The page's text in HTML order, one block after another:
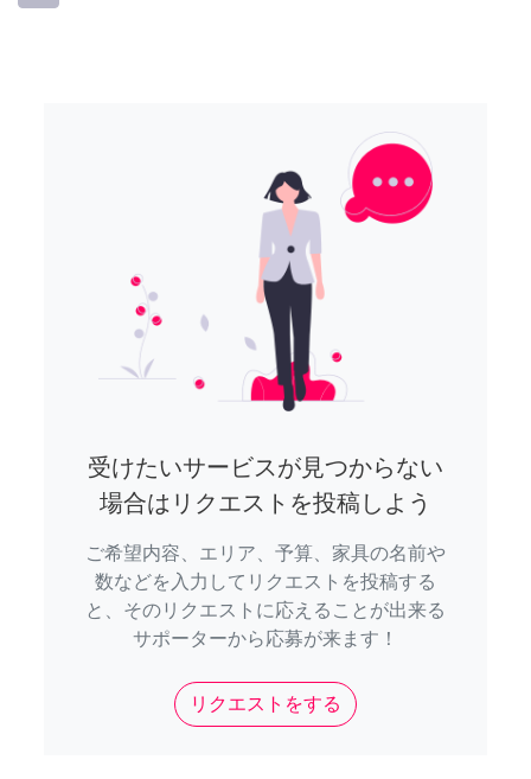
受けたいサービスが見つからない
場合はリクエストを投稿しよう
ご希望内容、エリア、予算、家具の名前や
数などを入力してリクエストを投稿する
と、そのリクエストに応えることが出来る
サポーターから応募が来ます！
リクエストをする